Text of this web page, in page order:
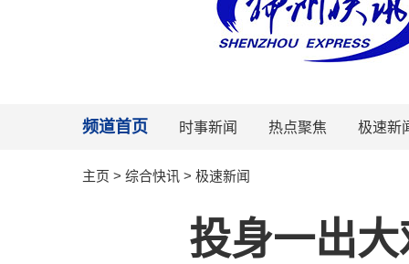
频道首页 时事新闻 热点聚焦 极速新
主页 > 综合快讯 > 极速新闻
投身一出